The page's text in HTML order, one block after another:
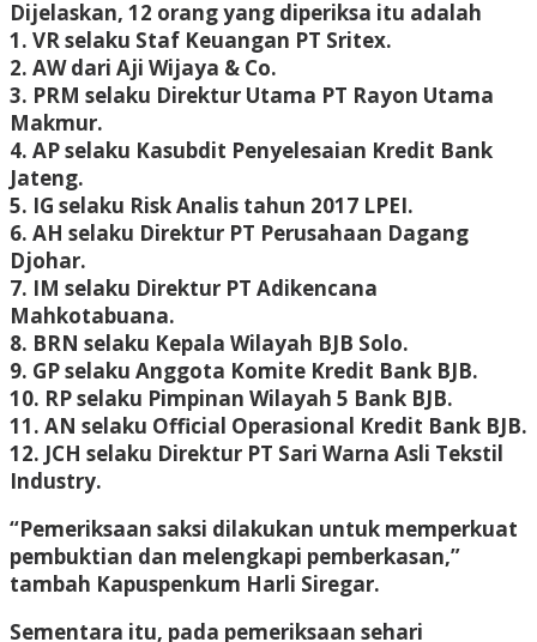
Dijelaskan, 12 orang yang diperiksa itu adalah
1. VR selaku Staf Keuangan PT Sritex.
2. AW dari Aji Wijaya & Co.
3. PRM selaku Direktur Utama PT Rayon Utama
Makmur.
4. AP selaku Kasubdit Penyelesaian Kredit Bank
Jateng.
5. IG selaku Risk Analis tahun 2017 LPEI.
6. AH selaku Direktur PT Perusahaan Dagang
Djohar.
7. IM selaku Direktur PT Adikencana
Mahkotabuana.
8. BRN selaku Kepala Wilayah BJB Solo.
9. GP selaku Anggota Komite Kredit Bank BJB.
10. RP selaku Pimpinan Wilayah 5 Bank BJB.
11. AN selaku Official Operasional Kredit Bank BJB.
12. JCH selaku Direktur PT Sari Warna Asli Tekstil
Industry.
“Pemeriksaan saksi dilakukan untuk memperkuat
pembuktian dan melengkapi pemberkasan,”
tambah Kapuspenkum Harli Siregar.
Sementara itu, pada pemeriksaan sehari